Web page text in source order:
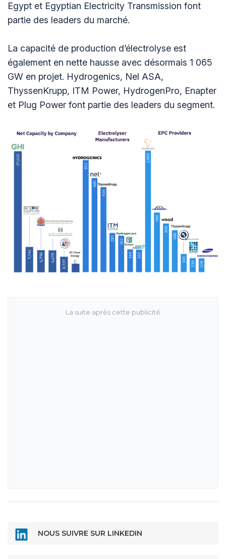
Egypt et Egyptian Electricity Transmission font
partie des leaders du marché.
La capacité de production d’électrolyse est
également en nette hausse avec désormais 1 065
GW en projet. Hydrogenics, Nel ASA,
ThyssenKrupp, ITM Power, HydrogenPro, Enapter
et Plug Power font partie des leaders du segment.
NOUS SUIVRE SUR LINKEDIN